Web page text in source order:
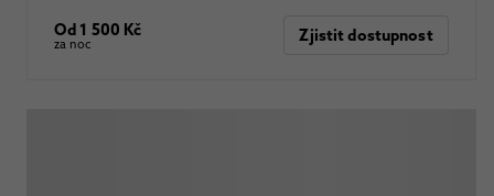
Od 1 500 Kč
za noc Zjistit dostupnost